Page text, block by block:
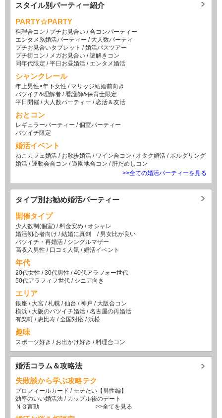
スタイル別パーティー紹介
PARTY☆PARTY
料理合コン / プチお見合い /合コンパーティー
エンタメ系婚活パーティー / 大人数パーティ
プチお見合いタブレット /婚活バスツアー
プチ街コン / メガお見合い /謎解きコン
同年代限定 /平日お昼婚活 / エンタメ婚活
シャンクレール
年上男性×年下女性 / マリッジ結婚前向き
バツイチ&理解者 /看護師&保育士限定
平日開催 / 大人数パーティー /恋活＆友活
おとコン
レギュラーパーティー /個室パーティー
バツイチ限定
婚活イベント
ねこカフェ婚活 / お散歩婚活 / ワイン合コン / オタク婚活 / ボルダリング
婚活 /運動会合コン /遊園地合コン / 肝だめしコン
>>全ての婚活パーティーを見る
タイプ別お勧め婚活パーティー
開催タイプ
少人数制(個室) /料金安め / オシャレ
婚活初心者向け /結婚に真剣 / 男女比が良い
バツイチ・再婚活 / シングルマザー
高収入男性 / 口コミ人気 /婚活イベント
年代
20代女性 /30代男性 /40代アラフォー世代
50代アラフィフ世代 / シニア向き
エリア
銀座 / 大宮 /札幌 /仙台 /神戸 / 大阪合コン
横浜 / 大阪のバツイチ婚活 /名古屋の再婚活
有楽町 /恵比寿 /全国対応 /浜松
趣味
スポーツ好き / お出かけ好き /料理合コン
婚活コラム＆攻略法
失敗談から学ぶ攻略テク
プロフィールカード / モテたい【男性編】
効率のいい婚活法 / カップル後のデート
ＮＧ言動
>>全てを見る